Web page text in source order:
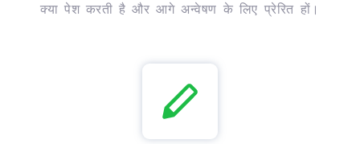
क्या पेश करती है और आगे अन्वेषण के लिए प्रेरित हों।